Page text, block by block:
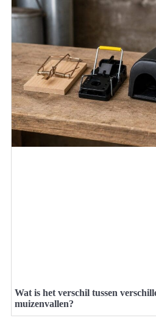
Wat is het verschil tussen
muizenvallen?